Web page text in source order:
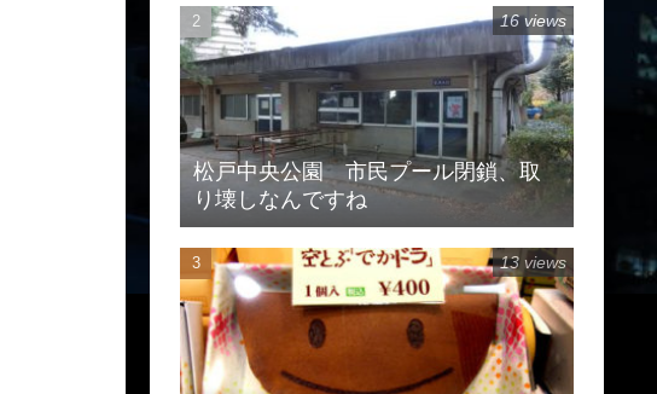
松戸中央公園 市民プール閉鎖、取
り壊しなんですね
16 views
13 views